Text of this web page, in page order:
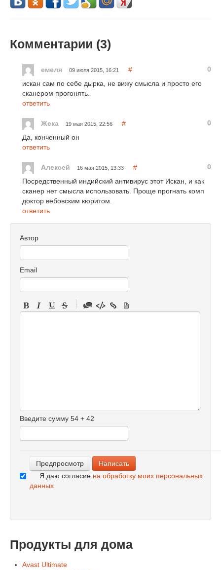
Комментарии (3)
емеля 09 июля 2015, 16:21 #
0
искан сам по себе дырка, не вижу смысла и просто его
сканером прогонять.
ответить
Жека 19 мая 2015, 22:56 #
0
Да, конченный он
ответить
Алексей 16 мая 2015, 13:33 #
0
Посредственный индийский антивирус этот Искан, и как
сканер нет смысла использовать. Проще прогнать комп
доктор вебовским кюритом.
ответить
Автор
Email
-
-
-
-
Введите сумму 54 + 42
Я даю согласие на обработку моих персональных
данных
Продукты для дома
Avast Ultimate